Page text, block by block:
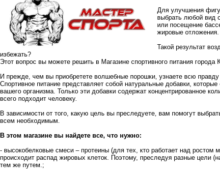
Для улучшения
выбрать любой вид
или посещение
жировые
Такой результат
избежать?
Этот вопрос вы можете решить в Магазине спортивного питания
И прежде, чем вы приобретете волшебные порошки, узнаете всю
Спортивное питание представляет собой натуральные добавки,
вашего организма. Только эти добавки содержат концентрированное
всего подходит человеку.
В зависимости от того, какую цель вы преследуете, вам помогут
всем необходимым.
В этом магазине вы найдете все, что нужно:
- высокобелковые смеси – протеины (для тех, кто работает над
происходит распад жировых клеток. Поэтому, преследуя разные
тем же путем.;